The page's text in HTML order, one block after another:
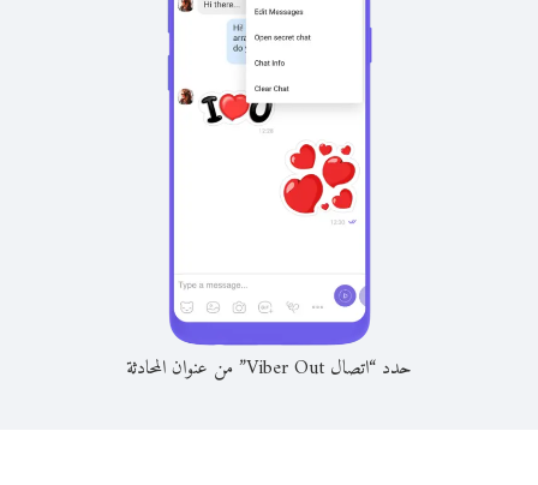
حدد “اتصال Viber Out” من عنوان المحادثة